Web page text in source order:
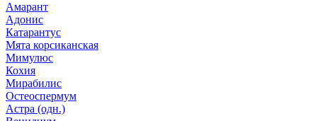
Амарант
Адонис
Катарантус
Мята корсиканская
Мимулюс
Кохия
Мирабилис
Остеоспермум
Астра (одн.)